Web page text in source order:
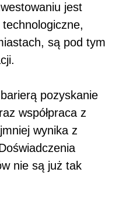
jest
są pod tym
pozyskanie
współpraca z
wynika z
nie są już tak